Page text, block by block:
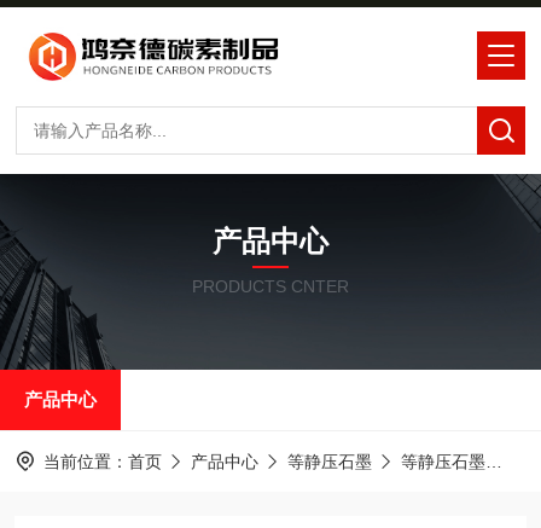
产品中心
PRODUCTS CNTER
产品中心
当前位置： 首页 产品中心 等静压石墨 等静压石墨